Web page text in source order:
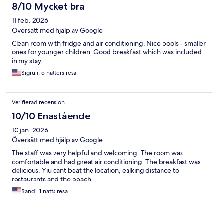
8/10 Mycket bra
11 feb. 2026
Översätt med hjälp av Google
Clean room with fridge and air conditioning. Nice pools - smaller
ones for younger children. Good breakfast which was included
in my stay.
Sigrun, 5 nätters resa
Verifierad recension
10/10 Enastående
10 jan. 2026
Översätt med hjälp av Google
The staff was very helpful and welcoming. The room was
comfortable and had great air conditioning. The breakfast was
delicious. Yiu cant beat the location, ealking distance to
restaurants and the beach.
Randi, 1 natts resa